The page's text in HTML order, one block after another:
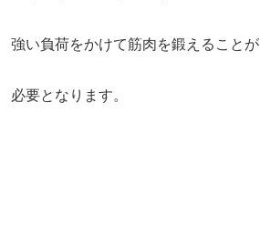
強い負荷をかけて筋肉を鍛えることが
必要となります。